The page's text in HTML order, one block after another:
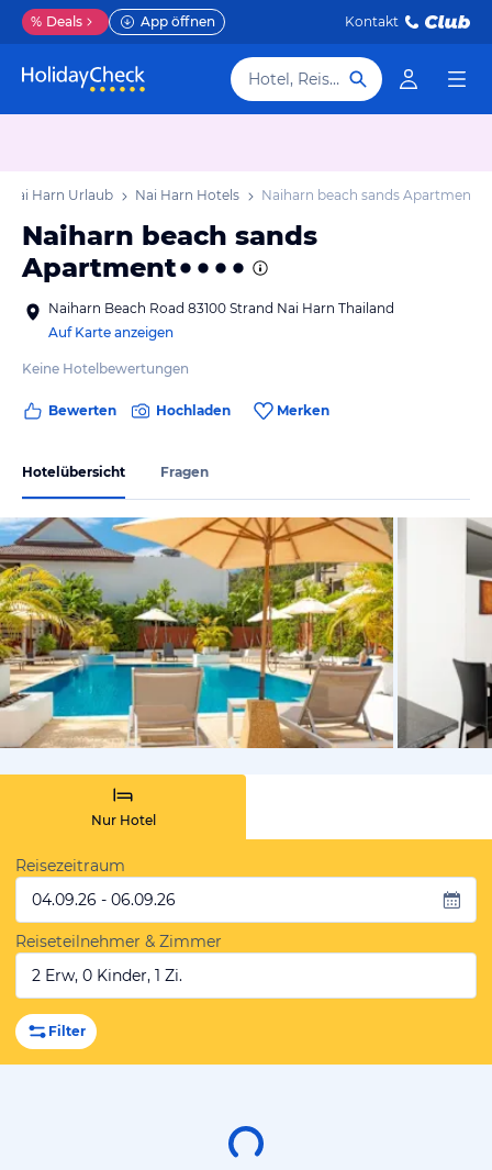
% Deals App öffnen Kontakt
Hotel, Reiseziel
Nai Harn Urlaub Nai Harn Hotels Naiharn beach sands Apartment
Naiharn beach sands
Apartment
Naiharn Beach Road 83100 Strand Nai Harn Thailand
Auf Karte anzeigen
Keine Hotelbewertungen
Bewerten Hochladen Merken
Hotelübersicht Fragen
von
Nur Hotel
Reisezeitraum
04.09.26 - 06.09.26
Reiseteilnehmer & Zimmer
2 Erw, 0 Kinder, 1 Zi.
Filter